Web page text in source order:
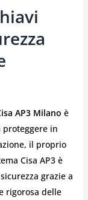
AP3 Milano è
in
il proprio
Cisa AP3 è
grazie a
rigorosa delle